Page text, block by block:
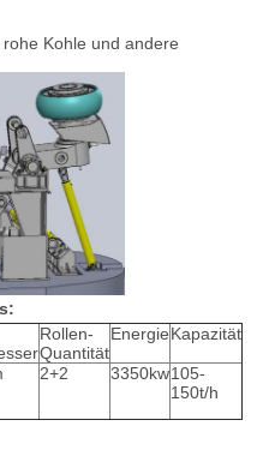
Kohle und andere
Rollen-
Quantität
EnergieKapazität
2+2 3350kw105-
150t/h